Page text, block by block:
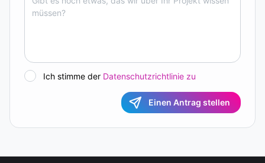
Ich stimme der Datenschutzrichtlinie zu
Einen Antrag stellen